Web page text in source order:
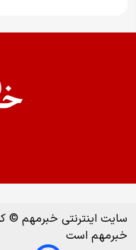
سایت اینترنتی خبرمهم ©
خبرمهم است